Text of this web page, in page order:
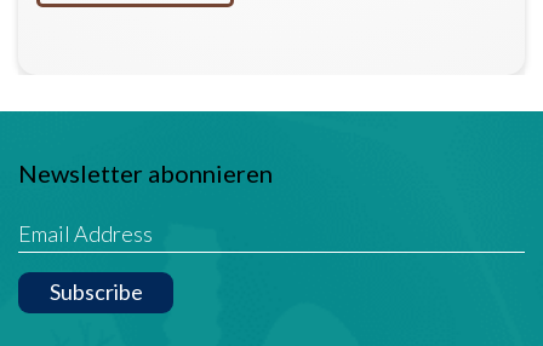
Newsletter abonnieren
Subscribe